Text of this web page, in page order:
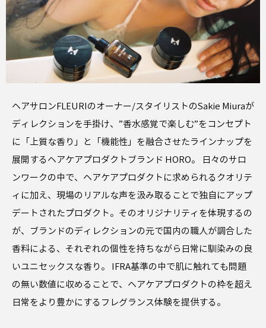
ヘアサロンFLEURIのオーナー/スタイリストのSakie Miuraが
ディレクションを手掛け、”香水感覚で楽しむ”をコンセプト
に「上質な香り」と「機能性」を融合させたラインナップを
展開するヘアケアプロダクトブランド HORO。 日々のサロ
ンワークの中で、ヘアケアプロダクトに求められるクオリテ
ィに加え、現場のリアルな声を汲み取ることで独自にアップ
デートされたプロダクト。そのオリジナリティを体現するの
が、ブランドのディレクションの元で国内の職人が調合した
香料による、それぞれの個性を持ちながら日常に馴染みの良
いユニセックスな香り。 IFRA基準の中で肌に触れても問題
の無い数値に収めることで、ヘアケアプロダクトの枠を超え
日常をより豊かにするフレグランス体験を提供する。